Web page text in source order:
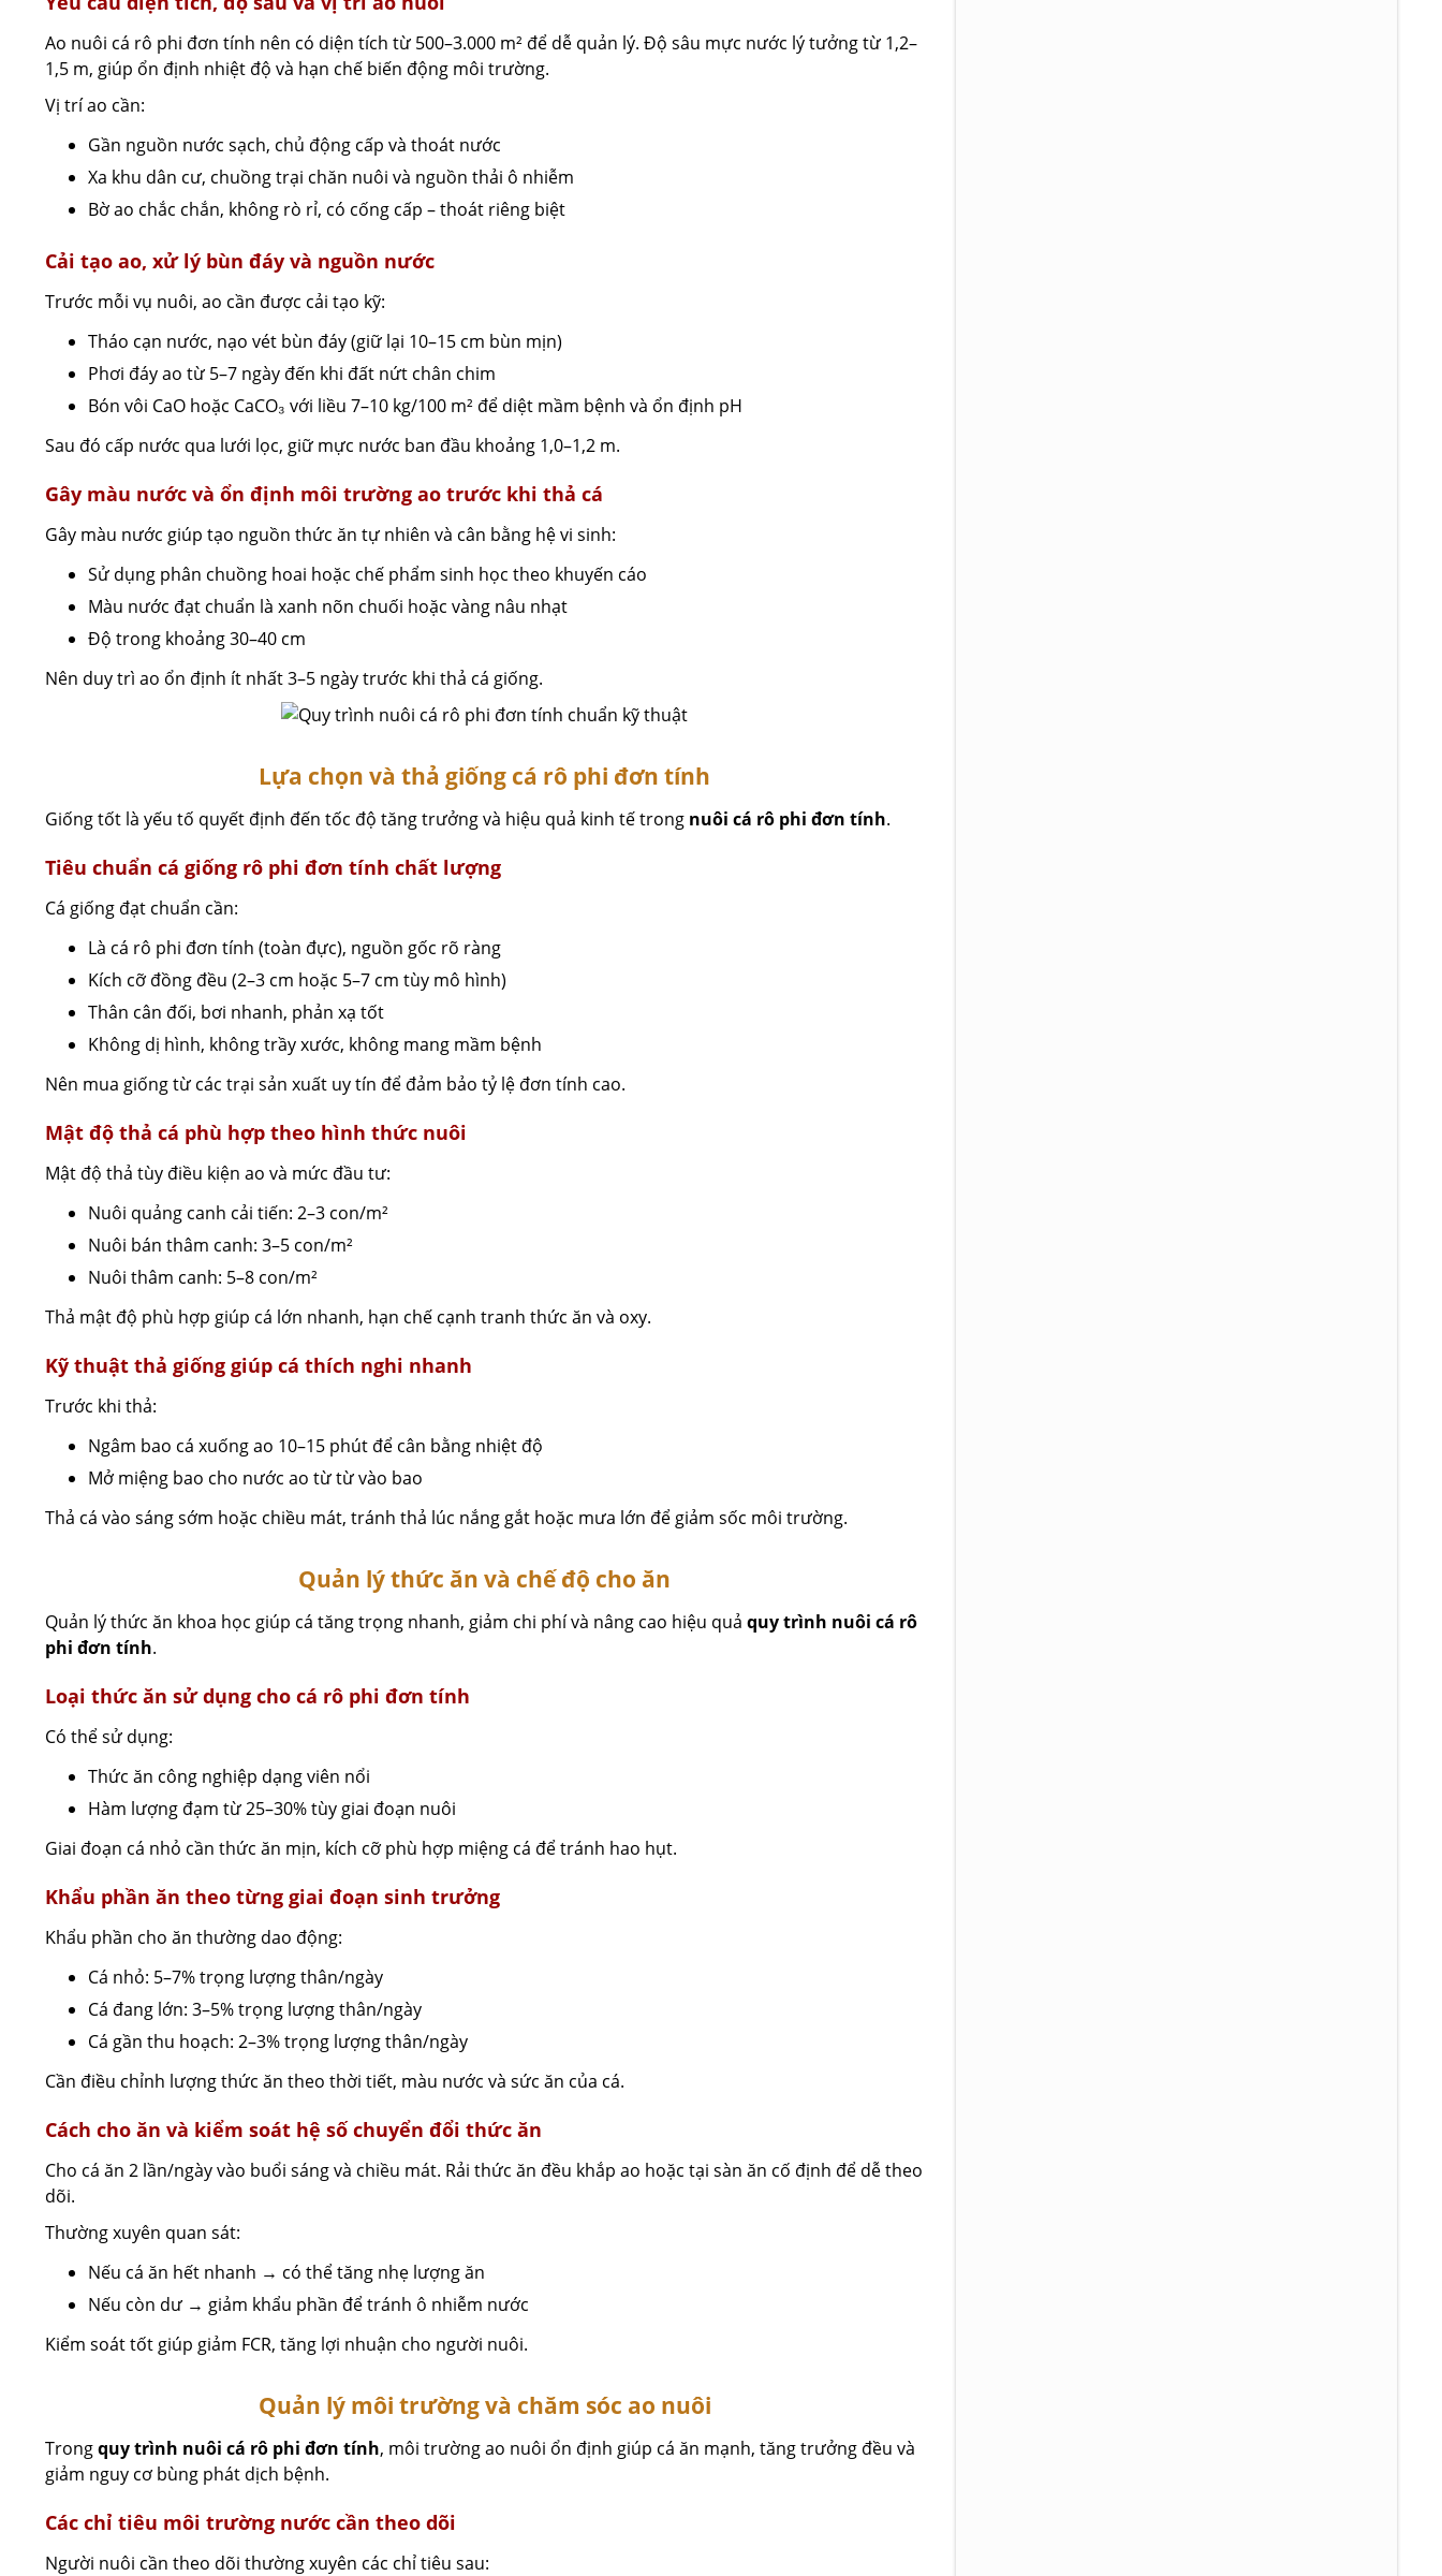
Ao nuôi cá rô phi đơn tính nên có diện tích từ 500–3.000 m² để dễ quản lý. Độ sâu mực nước lý tưởng từ 1,2–
1,5 m, giúp ổn định nhiệt độ và hạn chế biến động môi trường.
Vị trí ao cần:
Gần nguồn nước sạch, chủ động cấp và thoát nước
Xa khu dân cư, chuồng trại chăn nuôi và nguồn thải ô nhiễm
Bờ ao chắc chắn, không rò rỉ, có cống cấp – thoát riêng biệt
Cải tạo ao, xử lý bùn đáy và nguồn nước
Trước mỗi vụ nuôi, ao cần được cải tạo kỹ:
Tháo cạn nước, nạo vét bùn đáy (giữ lại 10–15 cm bùn mịn)
Phơi đáy ao từ 5–7 ngày đến khi đất nứt chân chim
Bón vôi CaO hoặc CaCO₃ với liều 7–10 kg/100 m² để diệt mầm bệnh và ổn định pH
Sau đó cấp nước qua lưới lọc, giữ mực nước ban đầu khoảng 1,0–1,2 m.
Gây màu nước và ổn định môi trường ao trước khi thả cá
Gây màu nước giúp tạo nguồn thức ăn tự nhiên và cân bằng hệ vi sinh:
Sử dụng phân chuồng hoai hoặc chế phẩm sinh học theo khuyến cáo
Màu nước đạt chuẩn là xanh nõn chuối hoặc vàng nâu nhạt
Độ trong khoảng 30–40 cm
Nên duy trì ao ổn định ít nhất 3–5 ngày trước khi thả cá giống.
Lựa chọn và thả giống cá rô phi đơn tính
Giống tốt là yếu tố quyết định đến tốc độ tăng trưởng và hiệu quả kinh tế trong nuôi cá rô phi đơn tính.
Tiêu chuẩn cá giống rô phi đơn tính chất lượng
Cá giống đạt chuẩn cần:
Là cá rô phi đơn tính (toàn đực), nguồn gốc rõ ràng
Kích cỡ đồng đều (2–3 cm hoặc 5–7 cm tùy mô hình)
Thân cân đối, bơi nhanh, phản xạ tốt
Không dị hình, không trầy xước, không mang mầm bệnh
Nên mua giống từ các trại sản xuất uy tín để đảm bảo tỷ lệ đơn tính cao.
Mật độ thả cá phù hợp theo hình thức nuôi
Mật độ thả tùy điều kiện ao và mức đầu tư:
Nuôi quảng canh cải tiến: 2–3 con/m²
Nuôi bán thâm canh: 3–5 con/m²
Nuôi thâm canh: 5–8 con/m²
Thả mật độ phù hợp giúp cá lớn nhanh, hạn chế cạnh tranh thức ăn và oxy.
Kỹ thuật thả giống giúp cá thích nghi nhanh
Trước khi thả:
Ngâm bao cá xuống ao 10–15 phút để cân bằng nhiệt độ
Mở miệng bao cho nước ao từ từ vào bao
Thả cá vào sáng sớm hoặc chiều mát, tránh thả lúc nắng gắt hoặc mưa lớn để giảm sốc môi trường.
Quản lý thức ăn và chế độ cho ăn
Quản lý thức ăn khoa học giúp cá tăng trọng nhanh, giảm chi phí và nâng cao hiệu quả quy trình nuôi cá rô
phi đơn tính.
Loại thức ăn sử dụng cho cá rô phi đơn tính
Có thể sử dụng:
Thức ăn công nghiệp dạng viên nổi
Hàm lượng đạm từ 25–30% tùy giai đoạn nuôi
Giai đoạn cá nhỏ cần thức ăn mịn, kích cỡ phù hợp miệng cá để tránh hao hụt.
Khẩu phần ăn theo từng giai đoạn sinh trưởng
Khẩu phần cho ăn thường dao động:
Cá nhỏ: 5–7% trọng lượng thân/ngày
Cá đang lớn: 3–5% trọng lượng thân/ngày
Cá gần thu hoạch: 2–3% trọng lượng thân/ngày
Cần điều chỉnh lượng thức ăn theo thời tiết, màu nước và sức ăn của cá.
Cách cho ăn và kiểm soát hệ số chuyển đổi thức ăn
Cho cá ăn 2 lần/ngày vào buổi sáng và chiều mát. Rải thức ăn đều khắp ao hoặc tại sàn ăn cố định để dễ theo
dõi.
Thường xuyên quan sát:
Nếu cá ăn hết nhanh → có thể tăng nhẹ lượng ăn
Nếu còn dư → giảm khẩu phần để tránh ô nhiễm nước
Kiểm soát tốt giúp giảm FCR, tăng lợi nhuận cho người nuôi.
Quản lý môi trường và chăm sóc ao nuôi
Trongquy trình nuôi cá rô phi đơn tính, môi trường ao nuôi ổn định giúp cá ăn mạnh, tăng trưởng đều và
giảm nguy cơ bùng phát dịch bệnh.
Các chỉ tiêu môi trường nước cần theo dõi
Người nuôi cần theo dõi thường xuyên các chỉ tiêu sau: